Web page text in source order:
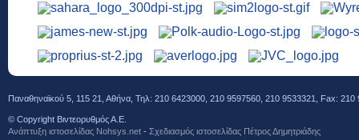
Παναθηναϊκού 5, 115 21, Αθήνα, Τηλ: 210 6423000, 210 9597560, 210 9533321, Fax:
© Copyright Βιντεορυθμός Α.Ε.
Ανάπτυξη ιστοσελίδας Νohsys.net - Σχεδιασμός ιστοσελίδας Πέτρος Δημητριάδης